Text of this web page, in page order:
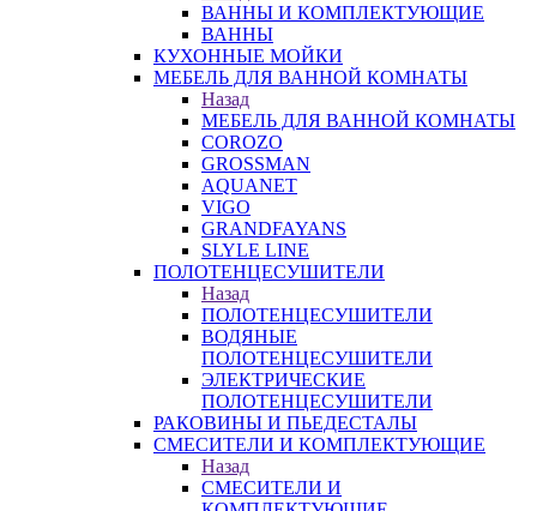
ВАННЫ И КОМПЛЕКТУЮЩИЕ
ВАННЫ
КУХОННЫЕ МОЙКИ
МЕБЕЛЬ ДЛЯ ВАННОЙ КОМНАТЫ
Назад
МЕБЕЛЬ ДЛЯ ВАННОЙ КОМНАТЫ
COROZO
GROSSMAN
AQUANET
VIGO
GRANDFAYANS
SLYLE LINE
ПОЛОТЕНЦЕСУШИТЕЛИ
Назад
ПОЛОТЕНЦЕСУШИТЕЛИ
ВОДЯНЫЕ
ПОЛОТЕНЦЕСУШИТЕЛИ
ЭЛЕКТРИЧЕСКИЕ
ПОЛОТЕНЦЕСУШИТЕЛИ
РАКОВИНЫ И ПЬЕДЕСТАЛЫ
СМЕСИТЕЛИ И КОМПЛЕКТУЮЩИЕ
Назад
СМЕСИТЕЛИ И